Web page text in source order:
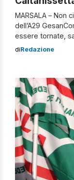
MARSALA – Non
dell’A29
essere tornate,
(RG), casa
N/2. Al
diRedazione